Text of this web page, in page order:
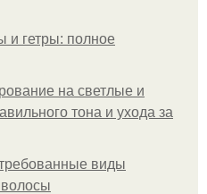
и гетры: полное
на светлые и
тона и ухода за
виды